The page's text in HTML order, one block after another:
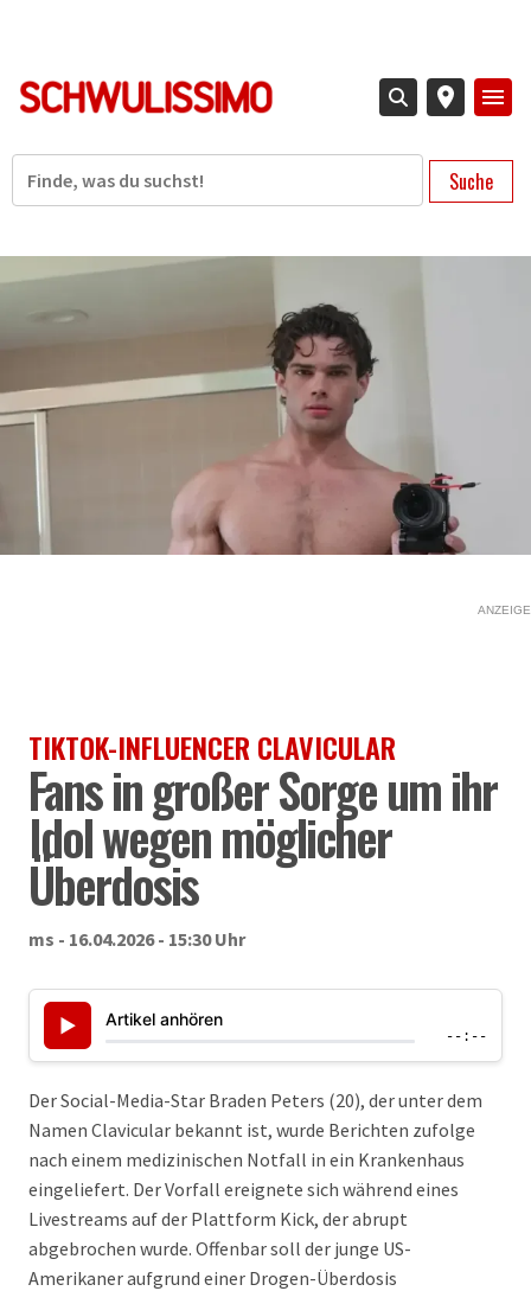
Suche
ANZEIGE
TIKTOK-INFLUENCER CLAVICULAR
Fans in großer Sorge um ihr
Idol wegen möglicher
Überdosis
ms - 16.04.2026 - 15:30 Uhr
▶ Artikel anhören
--:--
Der Social-Media-Star Braden Peters (20), der unter dem
Namen Clavicular bekannt ist, wurde Berichten zufolge
nach einem medizinischen Notfall in ein Krankenhaus
eingeliefert. Der Vorfall ereignete sich während eines
Livestreams auf der Plattform Kick, der abrupt
abgebrochen wurde. Offenbar soll der junge US-
Amerikaner aufgrund einer Drogen-Überdosis